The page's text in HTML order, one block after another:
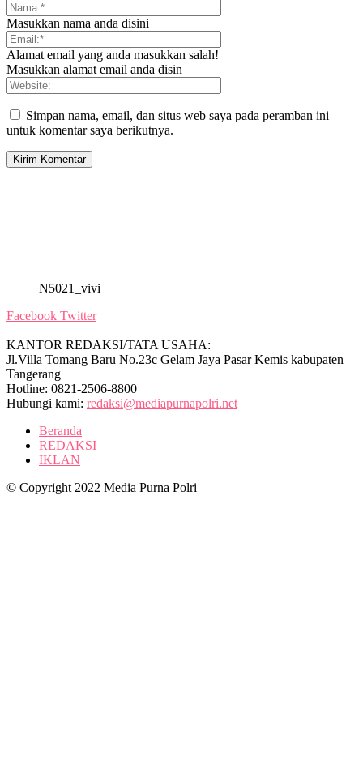
Masukkan nama anda disini
Alamat email yang anda masukkan salah!
Masukkan alamat email anda disin
Simpan nama, email, dan situs web saya pada peramban ini
untuk komentar saya berikutnya.
N5021_vivi
Facebook Twitter
KANTOR REDAKSI/TATA USAHA:
Jl.Villa Tomang Baru No.23c Gelam Jaya Pasar Kemis kabupaten
Tangerang
Hotline: 0821-2506-8800
Hubungi kami: redaksi@mediapurnapolri.net
Beranda
REDAKSI
IKLAN
© Copyright 2022 Media Purna Polri